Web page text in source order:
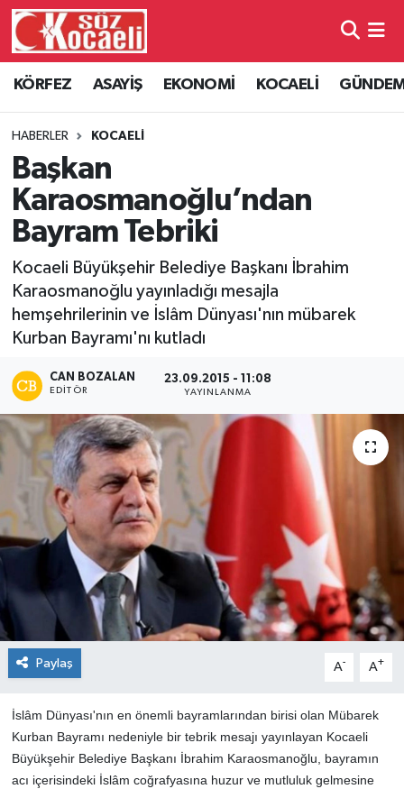
KÖRFEZ ASAYİŞ EKONOMİ KOCAELİ
HABERLER KOCAELİ
Başkan
Karaosmanoğlu’ndan
Bayram Tebriki
Kocaeli Büyükşehir Belediye Başkanı İbrahim
Karaosmanoğlu yayınladığı mesajla
hemşehrilerinin ve İslâm Dünyası'nın mübarek
Kurban Bayramı'nı kutladı
CAN BOZALAN
EDITÖR
23.09.2015 - 11:08
YAYINLANMA
Paylaş A- A+
İslâm Dünyası'nın en önemli bayramlarından birisi olan Mübarek
Kurban Bayramı nedeniyle bir tebrik mesajı yayınlayan Kocaeli
Büyükşehir Belediye Başkanı İbrahim Karaosmanoğlu, bayramın
acı içerisindeki İslâm coğrafyasına huzur ve mutluluk gelmesine
Kocaeli Hava Durumu
Kocaeli Namaz Vakitleri
Kocaeli Trafik Yoğunluk Haritası
Süper Lig Puan Durumu ve Fikstür
Tüm Manşetler
Son Dakika Haberleri
Haber Arşivi